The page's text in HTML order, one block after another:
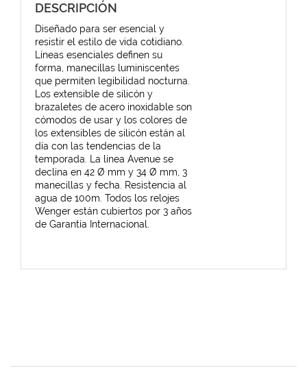
DESCRIPCIÓN
Diseñado para ser esencial y
resistir el estilo de vida cotidiano.
Líneas esenciales definen su
forma, manecillas luminiscentes
que permiten legibilidad nocturna.
Los extensible de silicón y
brazaletes de acero inoxidable son
cómodos de usar y los colores de
los extensibles de silicón están al
día con las tendencias de la
temporada. La línea Avenue se
declina en 42 Ø mm y 34 Ø mm, 3
manecillas y fecha. Resistencia al
agua de 100m. Todos los relojes
Wenger están cubiertos por 3 años
de Garantía Internacional.